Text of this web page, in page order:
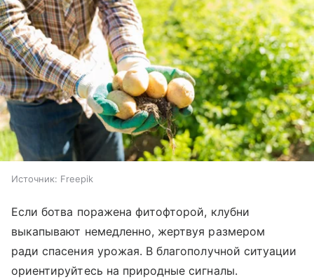
Источник: Freepik
Если ботва поражена фитофторой, клубни
выкапывают немедленно, жертвуя размером
ради спасения урожая. В благополучной ситуации
ориентируйтесь на природные сигналы.